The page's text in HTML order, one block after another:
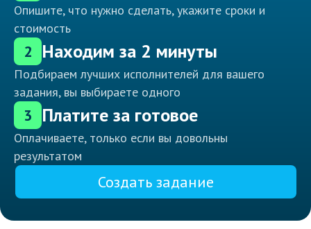
Опишите, что нужно сделать, укажите сроки и
стоимость
2 Находим за 2 минуты
Подбираем лучших исполнителей для вашего
задания, вы выбираете одного
3 Платите за готовое
Оплачиваете, только если вы довольны
результатом
Создать задание